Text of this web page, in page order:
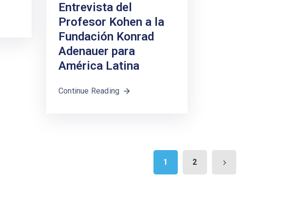
Entrevista del
Profesor Kohen a la
Fundación Konrad
Adenauer para
América Latina
Continue Reading
1 2